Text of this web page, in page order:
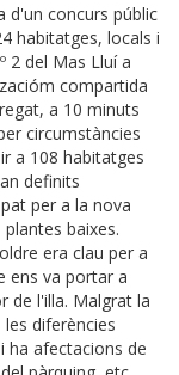
d'un concurs públic
habitatges, locals i
2 del Mas Lluí a
compartida
a 10 minuts
circumstàncies
a 108 habitatges
definits
per a la nova
baixes.
era clau per a
ens va portar a
de l'illa. Malgrat la
diferències
ha afectacions de